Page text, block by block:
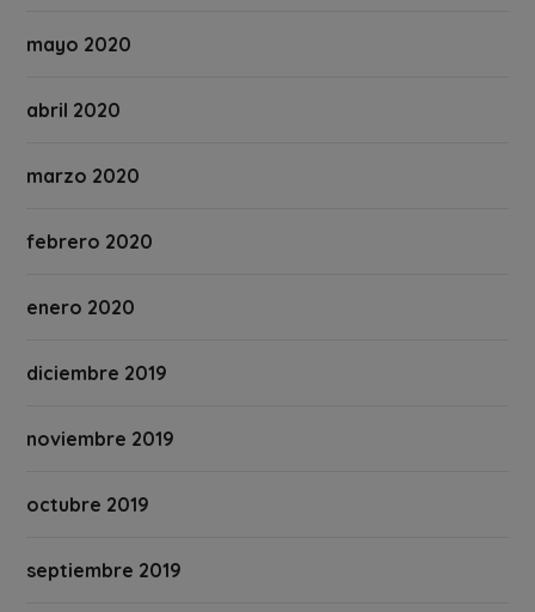
mayo 2020
abril 2020
marzo 2020
febrero 2020
enero 2020
diciembre 2019
noviembre 2019
octubre 2019
septiembre 2019